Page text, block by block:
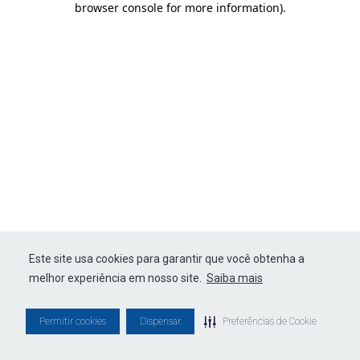
Este site usa cookies para garantir que você obtenha a
melhor experiência em nosso site. Saiba mais
Permitir cookies Dispensar Preferências de Cookie
browser console for more information).